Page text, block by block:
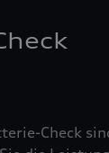
Check